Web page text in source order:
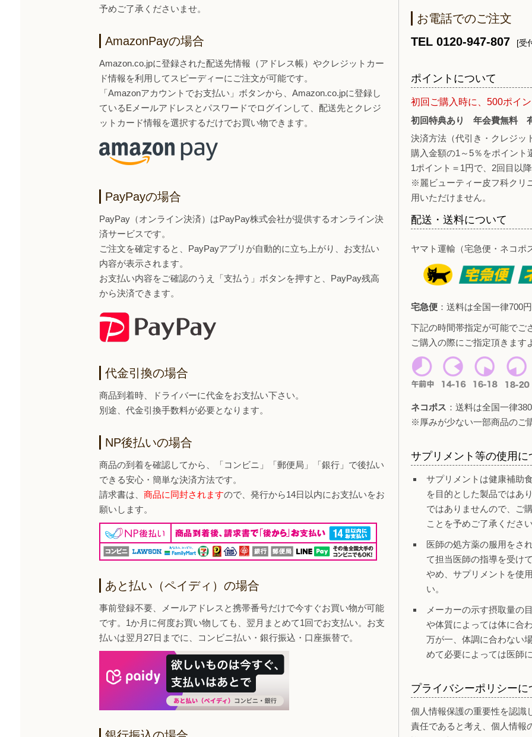
予めご了承くださいませ。
AmazonPayの場合
Amazon.co.jpに登録された配送先情報（アドレス帳）やクレジットカー
ド情報を利用してスピーディーにご注文が可能です。
「Amazonアカウントでお支払い」ボタンから、Amazon.co.jpに登録し
ているEメールアドレスとパスワードでログインして、配送先とクレジ
ットカード情報を選択するだけでお買い物できます。
PayPayの場合
PayPay（オンライン決済）はPayPay株式会社が提供するオンライン決
済サービスです。
ご注文を確定すると、PayPayアプリが自動的に立ち上がり、お支払い
内容が表示されます。
お支払い内容をご確認のうえ「支払う」ボタンを押すと、PayPay残高
から決済できます。
代金引換の場合
商品到着時、ドライバーに代金をお支払い下さい。
別途、代金引換手数料が必要となります。
NP後払いの場合
商品の到着を確認してから、「コンビニ」「郵便局」「銀行」で後払い
できる安心・簡単な決済方法です。
請求書は、 商品に同封されますので、発行から14日以内にお支払いをお
願いします。
あと払い（ペイディ）の場合
事前登録不要、メールアドレスと携帯番号だけで今すぐお買い物が可能
です。1か月に何度お買い物しても、翌月まとめて1回でお支払い。お支
払いは翌月27日までに、コンビニ払い・銀行振込・口座振替で。
お電話でのご注文
TEL 0120-947-807
[受
ポイントについて
初回ご購入時に、500ポイ
初回特典あり 年会費無料
決済方法（代引き・クレジッ
購入金額の1～5％をポイント
1ポイント＝1円で、2回目以
※麗ビューティー皮フ科クリ
用いただけません。
配送・送料について
ヤマト運輸（宅急便・ネコポ
宅急便：送料は全国一律700
下記の時間帯指定が可能でご
ご購入の際にご指定頂きます
ネコポス ：送料は全国一律
※厚みが少ない一部商品のご
サプリメント等の使用に
サプリメントは健康補助
を目的とした製品ではあ
ではありませんので、ご
ことを予めご了承くださ
医師の処方薬の服用をさ
て担当医師の指導を受け
やめ、サプリメントを使
い。
メーカーの示す摂取量の
や体質によっては体に合
万が一、体調に合わない
めて必要によっては医師
プライバシーポリシーに
個人情報保護の重要性を認識
責任であると考え、個人情報